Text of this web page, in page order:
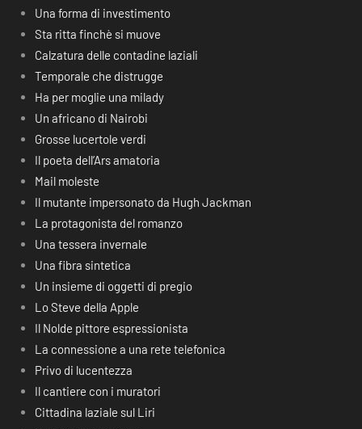
Una forma di investimento
Sta ritta finchè si muove
Calzatura delle contadine laziali
Temporale che distrugge
Ha per moglie una milady
Un africano di Nairobi
Grosse lucertole verdi
Il poeta dell’Ars amatoria
Mail moleste
Il mutante impersonato da Hugh Jackman
La protagonista del romanzo
Una tessera invernale
Una fibra sintetica
Un insieme di oggetti di pregio
Lo Steve della Apple
Il Nolde pittore espressionista
La connessione a una rete telefonica
Privo di lucentezza
Il cantiere con i muratori
Cittadina laziale sul Liri